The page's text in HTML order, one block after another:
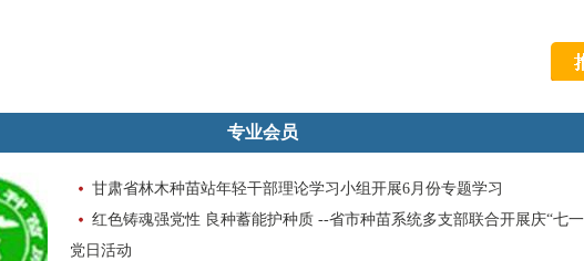
专业会员
甘肃省林木种苗站年轻干部理论学习小组开展6月份专题学习
红色铸魂强党性 良种蓄能护种质 --省市种苗系统多支部联合开展庆“七
党日活动